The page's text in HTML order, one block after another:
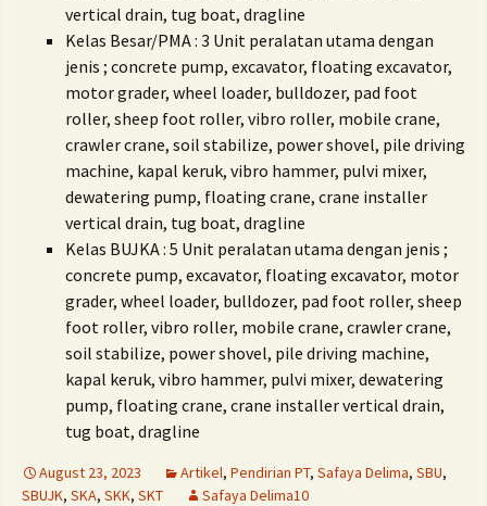
vertical drain, tug boat, dragline
Kelas Besar/PMA : 3 Unit peralatan utama dengan
jenis ; concrete pump, excavator, floating excavator,
motor grader, wheel loader, bulldozer, pad foot
roller, sheep foot roller, vibro roller, mobile crane,
crawler crane, soil stabilize, power shovel, pile driving
machine, kapal keruk, vibro hammer, pulvi mixer,
dewatering pump, floating crane, crane installer
vertical drain, tug boat, dragline
Kelas BUJKA : 5 Unit peralatan utama dengan jenis ;
concrete pump, excavator, floating excavator, motor
grader, wheel loader, bulldozer, pad foot roller, sheep
foot roller, vibro roller, mobile crane, crawler crane,
soil stabilize, power shovel, pile driving machine,
kapal keruk, vibro hammer, pulvi mixer, dewatering
pump, floating crane, crane installer vertical drain,
tug boat, dragline
August 23, 2023 Artikel, Pendirian PT, Safaya Delima, SBU,
SBUJK, SKA, SKK, SKT Safaya Delima10